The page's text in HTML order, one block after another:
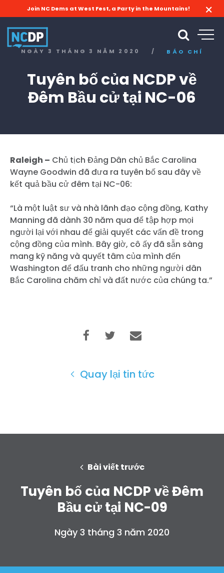
Join NC Dems at West Fest, a Party in the Mountains!
NGÀY 3 THÁNG 3 NĂM 2020 / BÁO CHÍ
Tuyên bố của NCDP về
Đêm Bầu cử tại NC-06
Raleigh – Chủ tịch Đảng Dân chủ Bắc Carolina
Wayne Goodwin đã đưa ra tuyên bố sau đây về
kết quả bầu cử đêm tại NC-06:
“Là một luật sư và nhà lãnh đạo cộng đồng, Kathy
Manning đã dành 30 năm qua để tập hợp mọi
người lại với nhau để giải quyết các vấn đề trong
cộng đồng của mình. Bây giờ, cô ấy đã sẵn sàng
mang kỹ năng và quyết tâm của mình đến
Washington để đấu tranh cho những người dân
Bắc Carolina chăm chỉ và đất nước của chúng ta.”
Quay lại tin tức
Bài viết trước
Tuyên bố của NCDP về Đêm
Bầu cử tại NC-09
Ngày 3 tháng 3 năm 2020